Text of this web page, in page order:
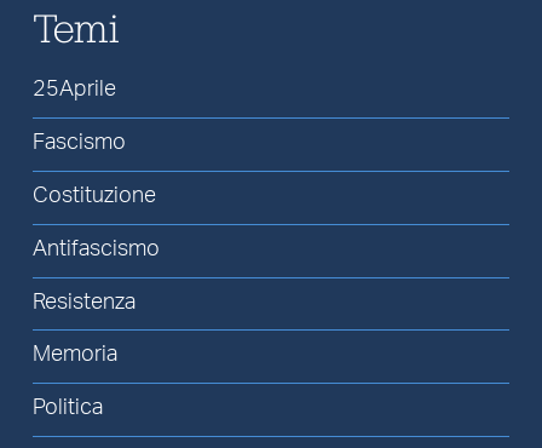
Temi
25Aprile
Fascismo
Costituzione
Antifascismo
Resistenza
Memoria
Politica